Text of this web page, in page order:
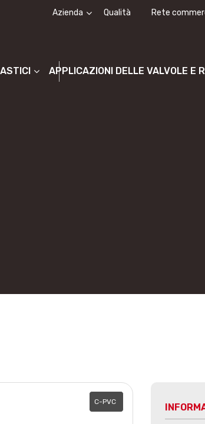
Azienda Qualità Rete
APPLICAZIONI DELLE VALVOLE E
C-PVC